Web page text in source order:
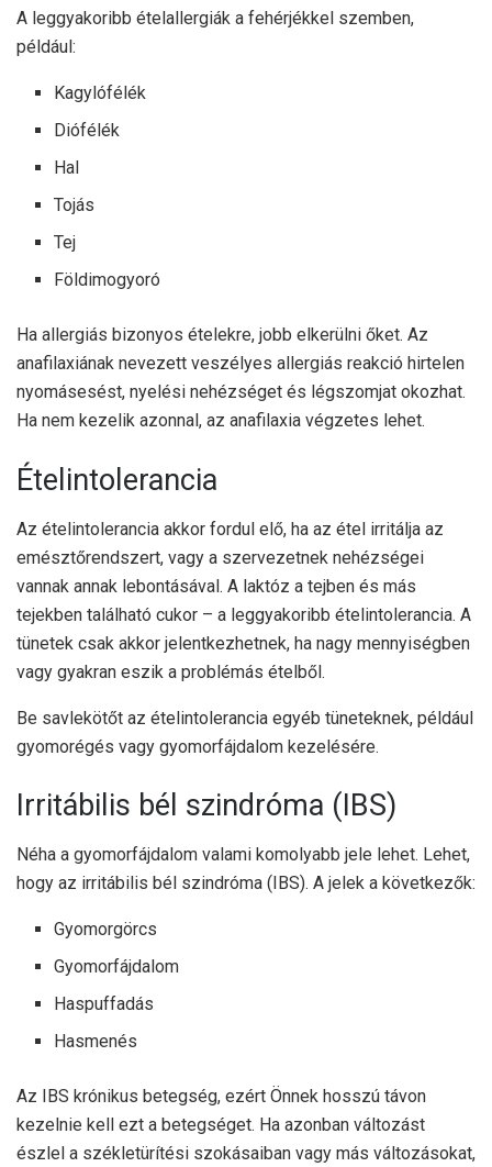
A leggyakoribb ételallergiák a fehérjékkel szemben,
például:
Kagylófélék
Diófélék
Hal
Tojás
Tej
Földimogyoró
Ha allergiás bizonyos ételekre, jobb elkerülni őket. Az
anafilaxiának nevezett veszélyes allergiás reakció hirtelen
nyomásesést, nyelési nehézséget és légszomjat okozhat.
Ha nem kezelik azonnal, az anafilaxia végzetes lehet.
Ételintolerancia
Az ételintolerancia akkor fordul elő, ha az étel irritálja az
emésztőrendszert, vagy a szervezetnek nehézségei
vannak annak lebontásával. A laktóz a tejben és más
tejekben található cukor – a leggyakoribb ételintolerancia. A
tünetek csak akkor jelentkezhetnek, ha nagy mennyiségben
vagy gyakran eszik a problémás ételből.
Be savlekötőt az ételintolerancia egyéb tüneteknek, például
gyomorégés vagy gyomorfájdalom kezelésére.
Irritábilis bél szindróma (IBS)
Néha a gyomorfájdalom valami komolyabb jele lehet. Lehet,
hogy az irritábilis bél szindróma (IBS). A jelek a következők:
Gyomorgörcs
Gyomorfájdalom
Haspuffadás
Hasmenés
Az IBS krónikus betegség, ezért Önnek hosszú távon
kezelnie kell ezt a betegséget. Ha azonban változást
észlel a székletürítési szokásaiban vagy más változásokat,